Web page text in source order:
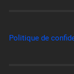
Politique de